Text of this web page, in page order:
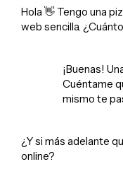
Hola 👋 Tengo una
web sencilla.
¡Buenas!
Cuéntame
mismo te
¿Y si más adelante
online?